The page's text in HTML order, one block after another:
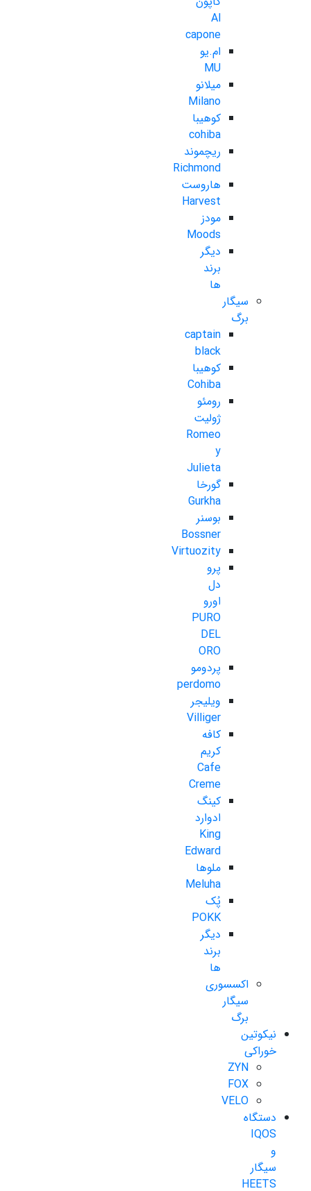
Al
capone
ام.یو
MU
میلانو
Milano
کوهیبا
cohiba
ریچموند
Richmond
هاروست
Harvest
مودز
Moods
دیگر
برند
ها
سیگار
برگ
captain
black
کوهیبا
Cohiba
رومئو
ژولیت
Romeo
y
Julieta
گورخا
Gurkha
بوسنر
Bossner
Virtuozity
پرو
دل
اورو
PURO
DEL
ORO
پردومو
perdomo
ویلیجر
Villiger
کافه
کریم
Cafe
Creme
کینگ
ادوارد
King
Edward
ملوها
Meluha
پُک
POKK
دیگر
برند
ها
اکسسوری
سیگار
برگ
نیکوتین
خوراکی
ZYN
FOX
VELO
دستگاه
IQOS
و
سیگار
HEETS